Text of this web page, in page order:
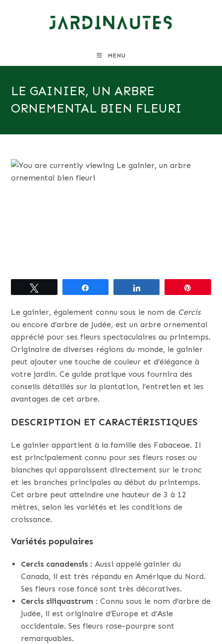
MENU
LE GAINIER, UN ARBRE
ORNEMENTAL BIEN FLEURI
Le gainier, également connu sous le nom de Cercis
ou encore d’arbre de Judée, est un arbre ornemental
apprécié pour ses fleurs spectaculaires au printemps.
Originaire de diverses régions du monde, le gainier
peut ajouter une touche de couleur et d’élégance à
votre jardin. Ce guide pratique vous fournira des
conseils détaillés sur la plantation, l’entretien et les
avantages de cet arbre.
DESCRIPTION ET CARACTÉRISTIQUES
Le gainier appartient à la famille des Fabaceae. Il
est principalement connu pour ses fleurs roses ou
blanches qui apparaissent directement sur le tronc
et les branches principales au début du printemps.
Cet arbre peut atteindre une hauteur de 3 à 12
mètres, selon les variétés et les conditions de
croissance.
Variétés populaires
Cercis canadensis : Aussi appelé gainier du
Canada, il est très répandu en Amérique du Nord.
Ses fleurs rose foncé sont très décoratives.
Cercis siliquastrum : Connu sous le nom d’arbre de
Judée, il est originaire d’Europe et d’Asie
occidentale. Ses fleurs rose-pourpre sont
remarquables.